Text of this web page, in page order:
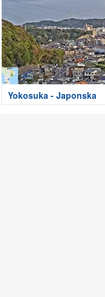
Yokosuka - Japonska